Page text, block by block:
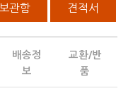
보관함 견적서
배송정
보
교환/반
품